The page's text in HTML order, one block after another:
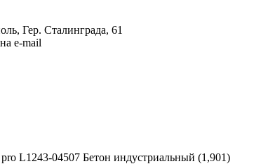
Гер. Сталинграда, 61
e-mail
L1243-04507 Бетон индустриальный (1,901)